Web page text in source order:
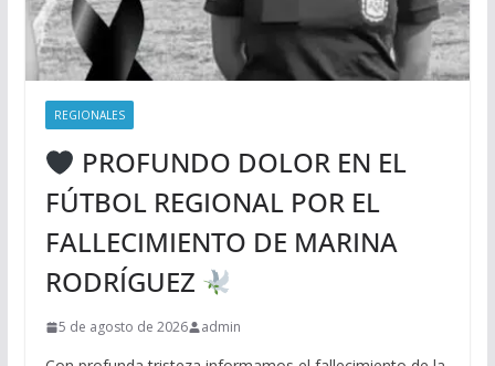
REGIONALES
PROFUNDO DOLOR EN EL
FÚTBOL REGIONAL POR EL
FALLECIMIENTO DE MARINA
RODRÍGUEZ
5 de agosto de 2026 admin